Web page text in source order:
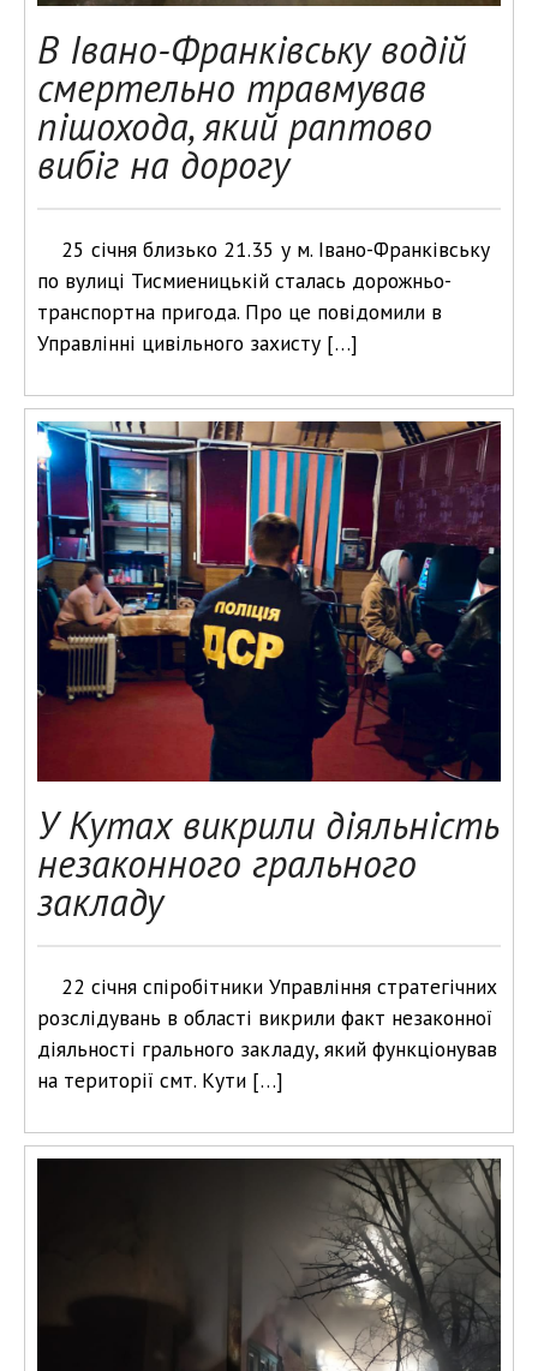
В Івано-Франківську водій
смертельно травмував
пішохода, який раптово
вибіг на дорогу
25 січня близько 21.35 у м. Івано-Франківську
по вулиці Тисмиеницькій сталась дорожньо-
транспортна пригода. Про це повідомили в
Управлінні цивільного захисту […]
У Кутах викрили діяльність
незаконного грального
закладу
22 січня спіробітники Управління стратегічних
розслідувань в області викрили факт незаконної
діяльності грального закладу, який функціонував
на території смт. Кути […]